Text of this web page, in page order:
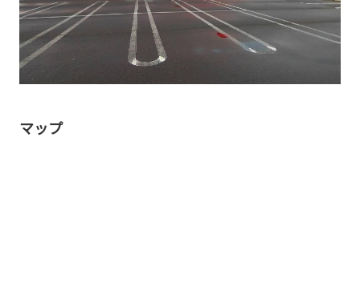
マップ